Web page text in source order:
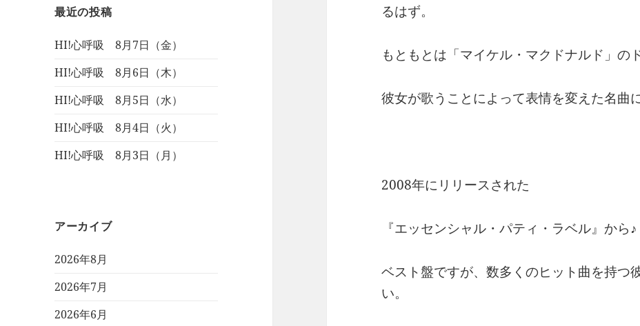
最近の投稿
HI!心呼吸 8月7日（金）
HI!心呼吸 8月6日（木）
HI!心呼吸 8月5日（水）
HI!心呼吸 8月4日（火）
HI!心呼吸 8月3日（月）
アーカイブ
2026年8月
2026年7月
2026年6月
るはず。
もともとは「マイケル・マクドナルド」の
彼女が歌うことによって表情を変えた名曲に
2008年にリリースされた
『エッセンシャル・パティ・ラベル』から♪
ベスト盤ですが、数多くのヒット曲を持つ
い。